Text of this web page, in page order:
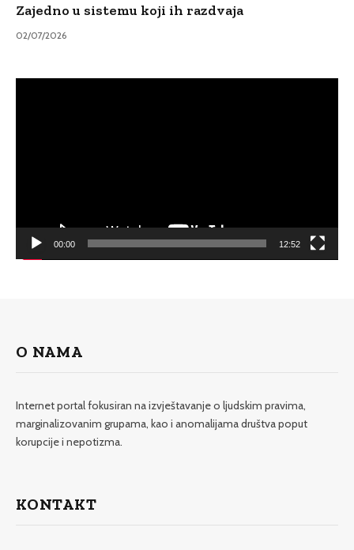
Zajedno u sistemu koji ih razdvaja
02/07/2026
00:00 12:52
O NAMA
Internet portal fokusiran na izvještavanje o ljudskim pravima,
marginalizovanim grupama, kao i anomalijama društva poput
korupcije i nepotizma.
KONTAKT